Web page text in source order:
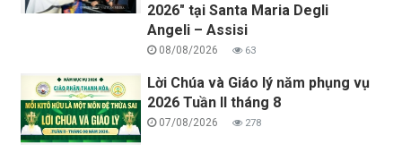
2026" tại Santa Maria Degli
Angeli – Assisi
08/08/2026 63
Lời Chúa và Giáo lý năm phụng vụ
2026 Tuần II tháng 8
07/08/2026 278